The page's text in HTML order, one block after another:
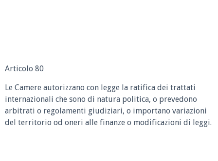
Articolo 80
Le Camere autorizzano con legge la ratifica dei trattati
internazionali che sono di natura politica, o prevedono
arbitrati o regolamenti giudiziari, o importano variazioni
del territorio od oneri alle finanze o modificazioni di leggi.